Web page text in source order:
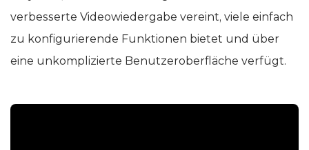
verbesserte Videowiedergabe vereint, viele einfach
zu konfigurierende Funktionen bietet und über
eine unkomplizierte Benutzeroberfläche verfügt.